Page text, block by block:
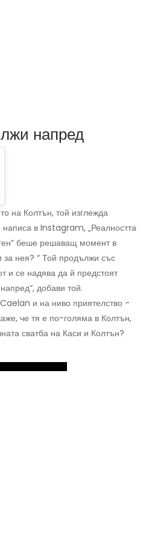
напред
на Колтън, той изглежда
написа в Instagram, „Реалността
беше решаващ момент в
нея? “ Той продължи със
и се надява да й предстоят
добави той.
и на ниво приятелство -
че тя е по-голяма в Колтън,
сватба на Каси и Колтън?